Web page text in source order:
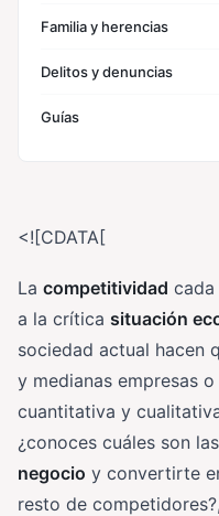
Familia y herencias
Delitos y denuncias
Guías
<![CDATA[
La competitividad
a la crítica situación
sociedad actual hacen
y medianas empresas
cuantitativa y
¿conoces cuáles son
negocio y convertirte
resto de